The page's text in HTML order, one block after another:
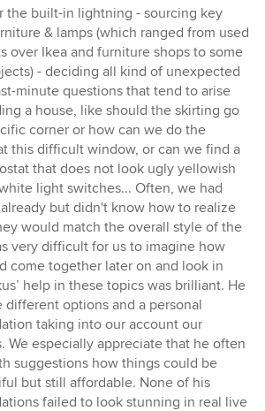
the built-in lightning - sourcing key
& lamps (which ranged from used
over Ikea and furniture shops to some
- deciding all kind of unexpected
minute questions that tend to arise
a house, like should the skirting go
corner or how can we do the
this difficult window, or can we find a
that does not look ugly yellowish
light switches... Often, we had
but didn't know how to realize
would match the overall style of the
very difficult for us to imagine how
come together later on and look in
help in these topics was brilliant. He
different options and a personal
taking into our account our
We especially appreciate that he often
suggestions how things could be
but still affordable. None of his
failed to look stunning in real live